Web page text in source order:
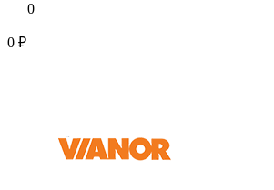
0
0 ₽